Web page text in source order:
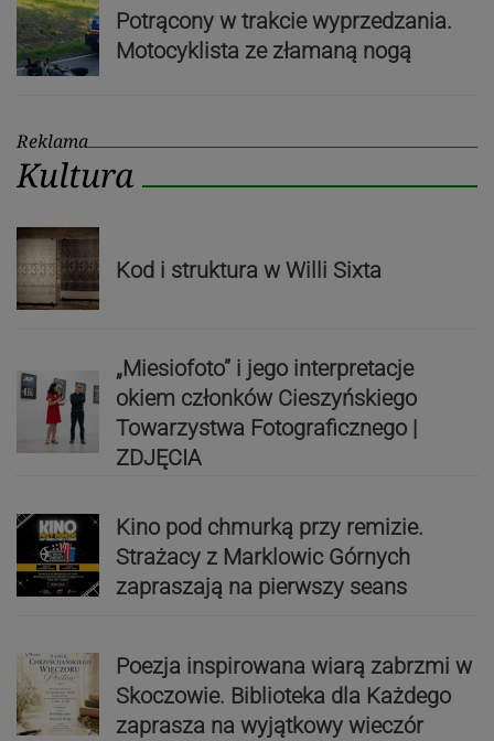
Potrącony w trakcie wyprzedzania.
Motocyklista ze złamaną nogą
Reklama
Kultura
Kod i struktura w Willi Sixta
„Miesiofoto” i jego interpretacje
okiem członków Cieszyńskiego
Towarzystwa Fotograficznego |
ZDJĘCIA
Kino pod chmurką przy remizie.
Strażacy z Marklowic Górnych
zapraszają na pierwszy seans
Poezja inspirowana wiarą zabrzmi w
Skoczowie. Biblioteka dla Każdego
zaprasza na wyjątkowy wieczór